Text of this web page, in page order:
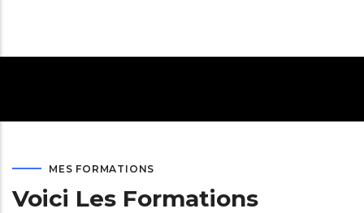
MES FORMATIONS
Voici Les Formations